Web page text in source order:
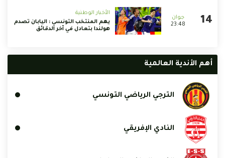
23:48
الأخبار الوطنية
يهم المنتخب التونسي : اليابان تصدم
هولندا بتعادل في آخر الدقائق
أهم الأندية العالمية
الترجي الرياضي التونسي
النادي الإفريقي